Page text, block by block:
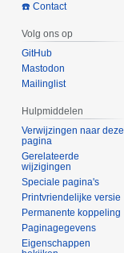
☎️ Contact
Volg ons op
GitHub
Mastodon
Mailinglist
Hulpmiddelen
Verwijzingen naar deze
pagina
Gerelateerde
wijzigingen
Speciale pagina's
Printvriendelijke versie
Permanente koppeling
Paginagegevens
Eigenschappen